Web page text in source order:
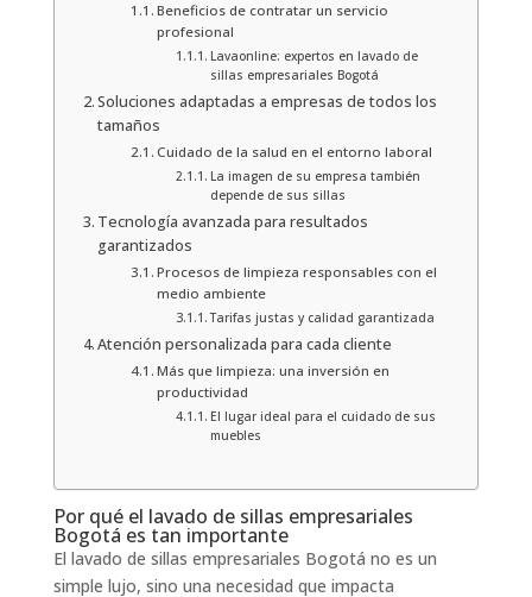
Beneficios de contratar un servicio
profesional
Lavaonline: expertos en lavado de
sillas empresariales Bogotá
Soluciones adaptadas a empresas de todos los
tamaños
Cuidado de la salud en el entorno laboral
La imagen de su empresa también
depende de sus sillas
Tecnología avanzada para resultados
garantizados
Procesos de limpieza responsables con el
medio ambiente
Tarifas justas y calidad garantizada
Atención personalizada para cada cliente
Más que limpieza: una inversión en
productividad
El lugar ideal para el cuidado de sus
muebles
Por qué el lavado de sillas empresariales
Bogotá es tan importante
El lavado de sillas empresariales Bogotá no es un
simple lujo, sino una necesidad que impacta